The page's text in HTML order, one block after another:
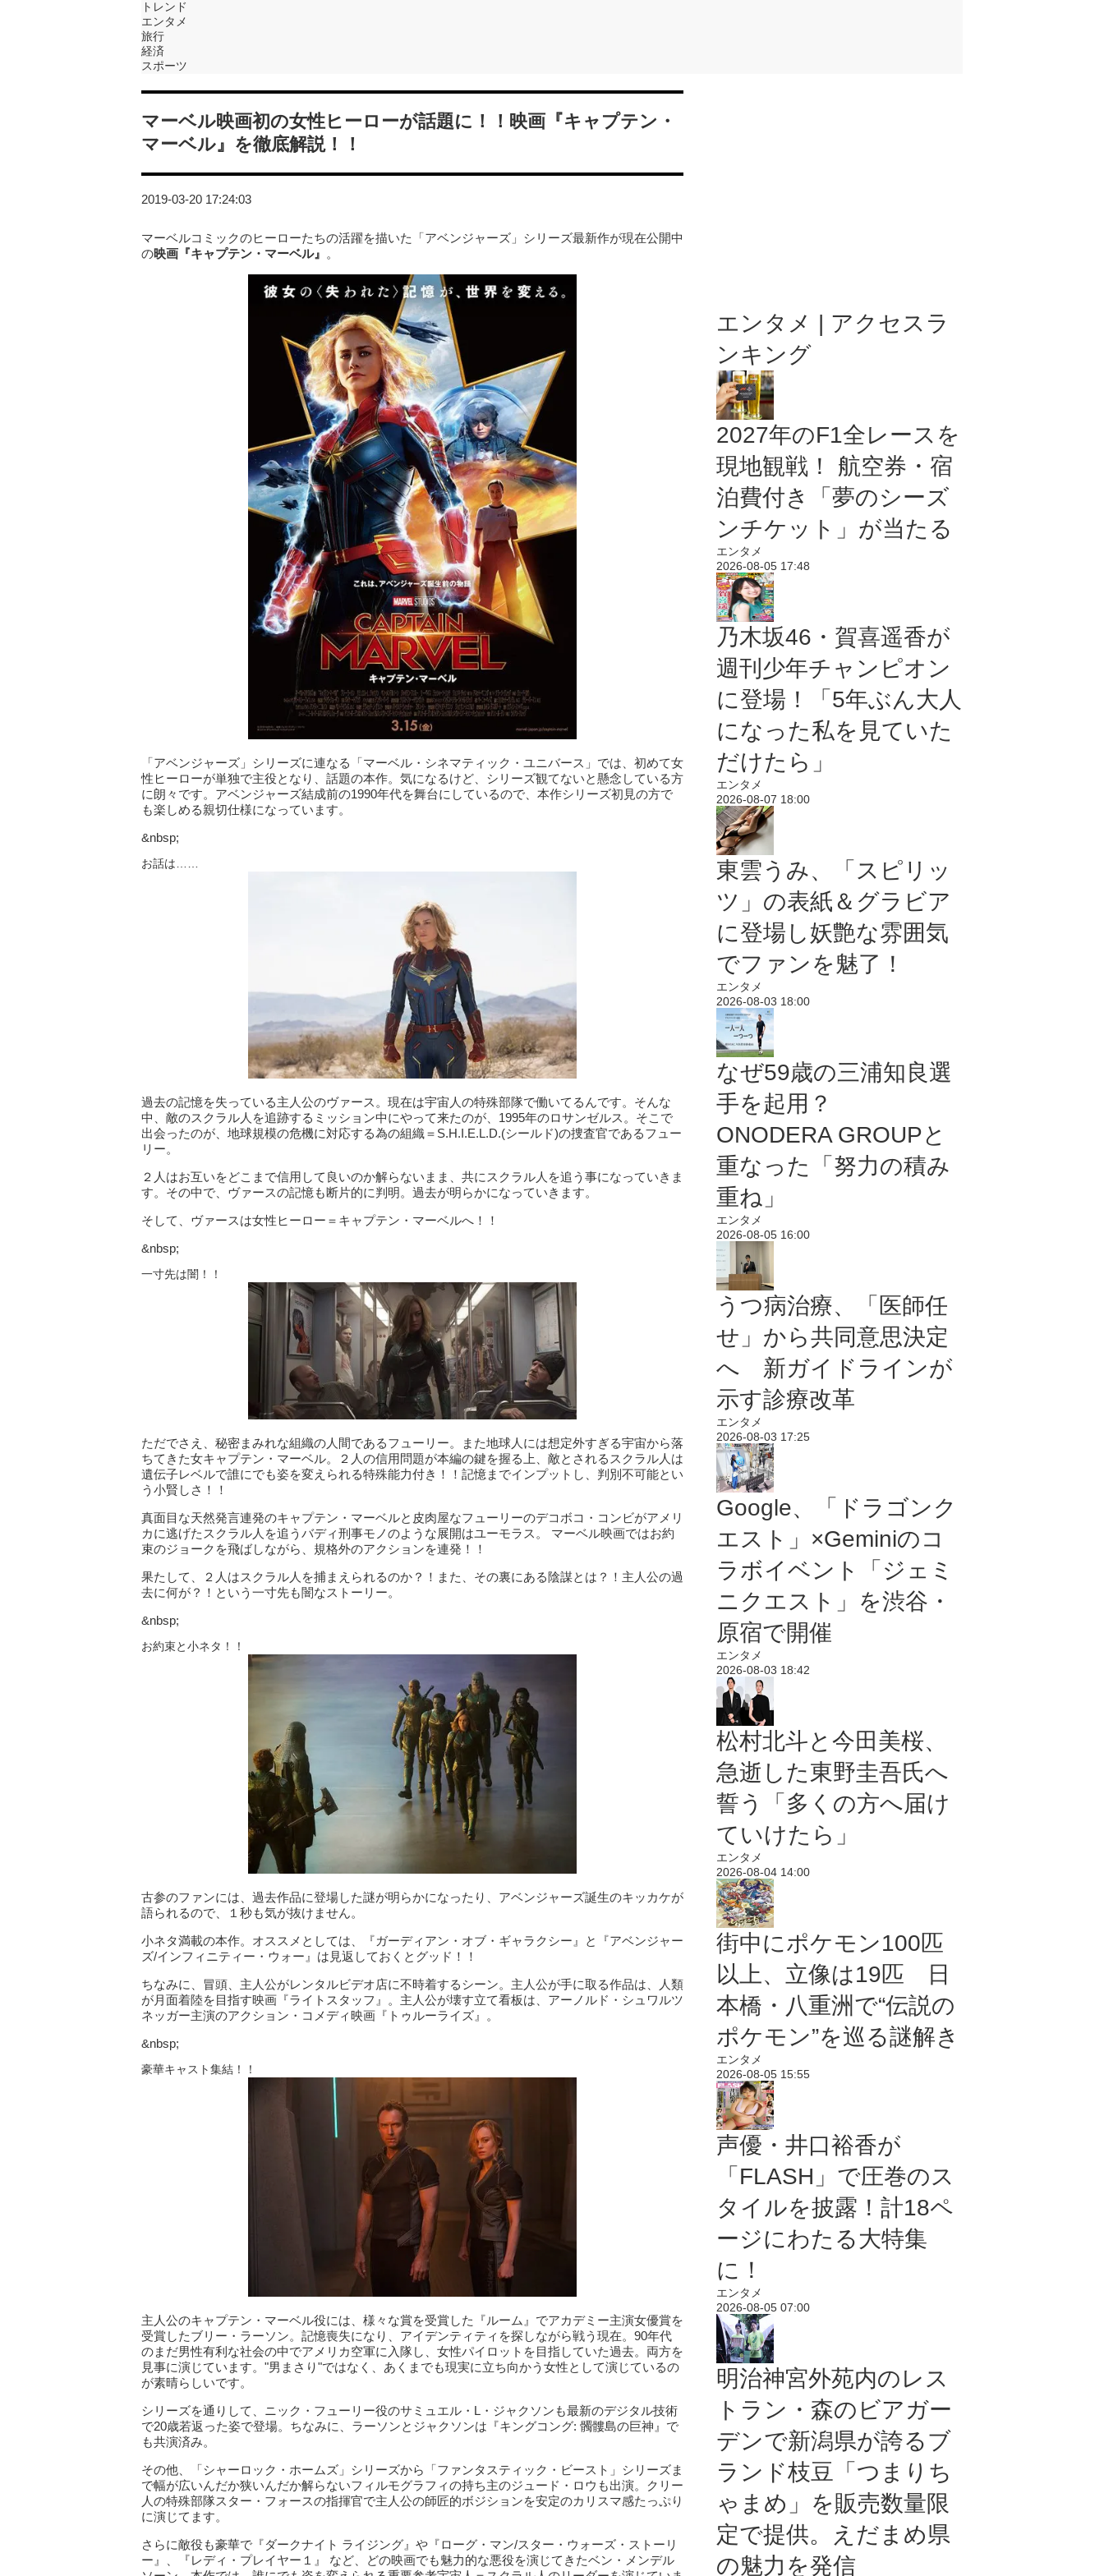
トレンド
エンタメ
旅行
経済
スポーツ
マーベル映画初の女性ヒーローが話題に！！映画『キャプテン・
マーベル』を徹底解説！！
2019-03-20 17:24:03
マーベルコミックのヒーローたちの活躍を描いた「アベンジャーズ」シリーズ最新作が現在公開中
の映画『キャプテン・マーベル』 。
「アベンジャーズ」シリーズに連なる「マーベル・シネマティック・ユニバース」では、初めて女
性ヒーローが単独で主役となり、話題の本作。気になるけど、シリーズ観てないと懸念している方
に朗々です。アベンジャーズ結成前の1990年代を舞台にしているので、本作シリーズ初見の方で
も楽しめる親切仕様になっています。
&nbsp;
お話は……
過去の記憶を失っている主人公のヴァース。現在は宇宙人の特殊部隊で働いてるんです。そんな
中、敵のスクラル人を追跡するミッション中にやって来たのが、1995年のロサンゼルス。そこで
出会ったのが、地球規模の危機に対応する為の組織＝S.H.I.E.L.D.(シールド)の捜査官であるフュー
リー。
２人はお互いをどこまで信用して良いのか解らないまま、共にスクラル人を追う事になっていきま
す。その中で、ヴァースの記憶も断片的に判明。過去が明らかになっていきます。
そして、ヴァースは女性ヒーロー＝キャプテン・マーベルへ！！
&nbsp;
一寸先は闇！！
ただでさえ、秘密まみれな組織の人間であるフューリー。また地球人には想定外すぎる宇宙から落
ちてきた女キャプテン・マーベル。２人の信用問題が本編の鍵を握る上、敵とされるスクラル人は
遺伝子レベルで誰にでも姿を変えられる特殊能力付き！！記憶までインプットし、判別不可能とい
う小賢しさ！！
真面目な天然発言連発のキャプテン・マーベルと皮肉屋なフューリーのデコボコ・コンビがアメリ
カに逃げたスクラル人を追うバディ刑事モノのような展開はユーモラス。 マーベル映画ではお約
束のジョークを飛ばしながら、規格外のアクションを連発！！
果たして、２人はスクラル人を捕まえられるのか？！また、その裏にある陰謀とは？！主人公の過
去に何が？！という一寸先も闇なストーリー。
&nbsp;
お約束と小ネタ！！
古参のファンには、過去作品に登場した謎が明らかになったり、アベンジャーズ誕生のキッカケが
語られるので、１秒も気が抜けません。
小ネタ満載の本作。オススメとしては、『ガーディアン・オブ・ギャラクシー』と『アベンジャー
ズ/インフィニティー・ウォー』は見返しておくとグッド！！
ちなみに、冒頭、主人公がレンタルビデオ店に不時着するシーン。主人公が手に取る作品は、人類
が月面着陸を目指す映画『ライトスタッフ』。主人公が壊す立て看板は、アーノルド・シュワルツ
ネッガー主演のアクション・コメディ映画『トゥルーライズ』。
&nbsp;
豪華キャスト集結！！
主人公のキャプテン・マーベル役には、様々な賞を受賞した『ルーム』でアカデミー主演女優賞を
受賞したブリー・ラーソン。記憶喪失になり、アイデンティティを探しながら戦う現在。90年代
のまだ男性有利な社会の中でアメリカ空軍に入隊し、女性パイロットを目指していた過去。両方を
見事に演じています。"男まさり"ではなく、あくまでも現実に立ち向かう女性として演じているの
が素晴らしいです。
シリーズを通りして、ニック・フューリー役のサミュエル・L・ジャクソンも最新のデジタル技術
で20歳若返った姿で登場。ちなみに、ラーソンとジャクソンは『キングコング: 髑髏島の巨神』で
も共演済み。
その他、「シャーロック・ホームズ」シリーズから「ファンタスティック・ビースト」シリーズま
で幅が広いんだか狭いんだか解らないフィルモグラフィの持ち主のジュード・ロウも出演。クリー
人の特殊部隊スター・フォースの指揮官で主人公の師匠的ボジションを安定のカリスマ感たっぷり
に演じてます。
さらに敵役も豪華で『ダークナイト ライジング』や『ローグ・マン/スター・ウォーズ・ストーリ
ー』、『レディ・プレイヤー１』 など、どの映画でも魅力的な悪役を演じてきたベン・メンデル
エンタメ | アクセスラ
ンキング
2027年のF1全レースを
現地観戦！ 航空券・宿
泊費付き「夢のシーズ
ンチケット」が当たる
エンタメ
2026-08-05 17:48
乃木坂46・賀喜遥香が
週刊少年チャンピオン
に登場！「5年ぶん大人
になった私を見ていた
だけたら」
エンタメ
2026-08-07 18:00
東雲うみ、「スピリッ
ツ」の表紙＆グラビア
に登場し妖艶な雰囲気
でファンを魅了！
エンタメ
2026-08-03 18:00
なぜ59歳の三浦知良選
手を起用？
ONODERA GROUPと
重なった「努力の積み
重ね」
エンタメ
2026-08-05 16:00
うつ病治療、「医師任
せ」から共同意思決定
へ 新ガイドラインが
示す診療改革
エンタメ
2026-08-03 17:25
Google、「ドラゴンク
エスト」×Geminiのコ
ラボイベント「ジェミ
ニクエスト」を渋谷・
原宿で開催
エンタメ
2026-08-03 18:42
松村北斗と今田美桜、
急逝した東野圭吾氏へ
誓う「多くの方へ届け
ていけたら」
エンタメ
2026-08-04 14:00
街中にポケモン100匹
以上、立像は19匹 日
本橋・八重洲で“伝説の
ポケモン”を巡る謎解き
エンタメ
2026-08-05 15:55
声優・井口裕香が
「FLASH」で圧巻のス
タイルを披露！計18ペ
ージにわたる大特集
に！
エンタメ
2026-08-05 07:00
明治神宮外苑内のレス
トラン・森のビアガー
デンで新潟県が誇るブ
ランド枝豆「つまりち
ゃまめ」を販売数量限
定で提供。えだまめ県
の魅力を発信